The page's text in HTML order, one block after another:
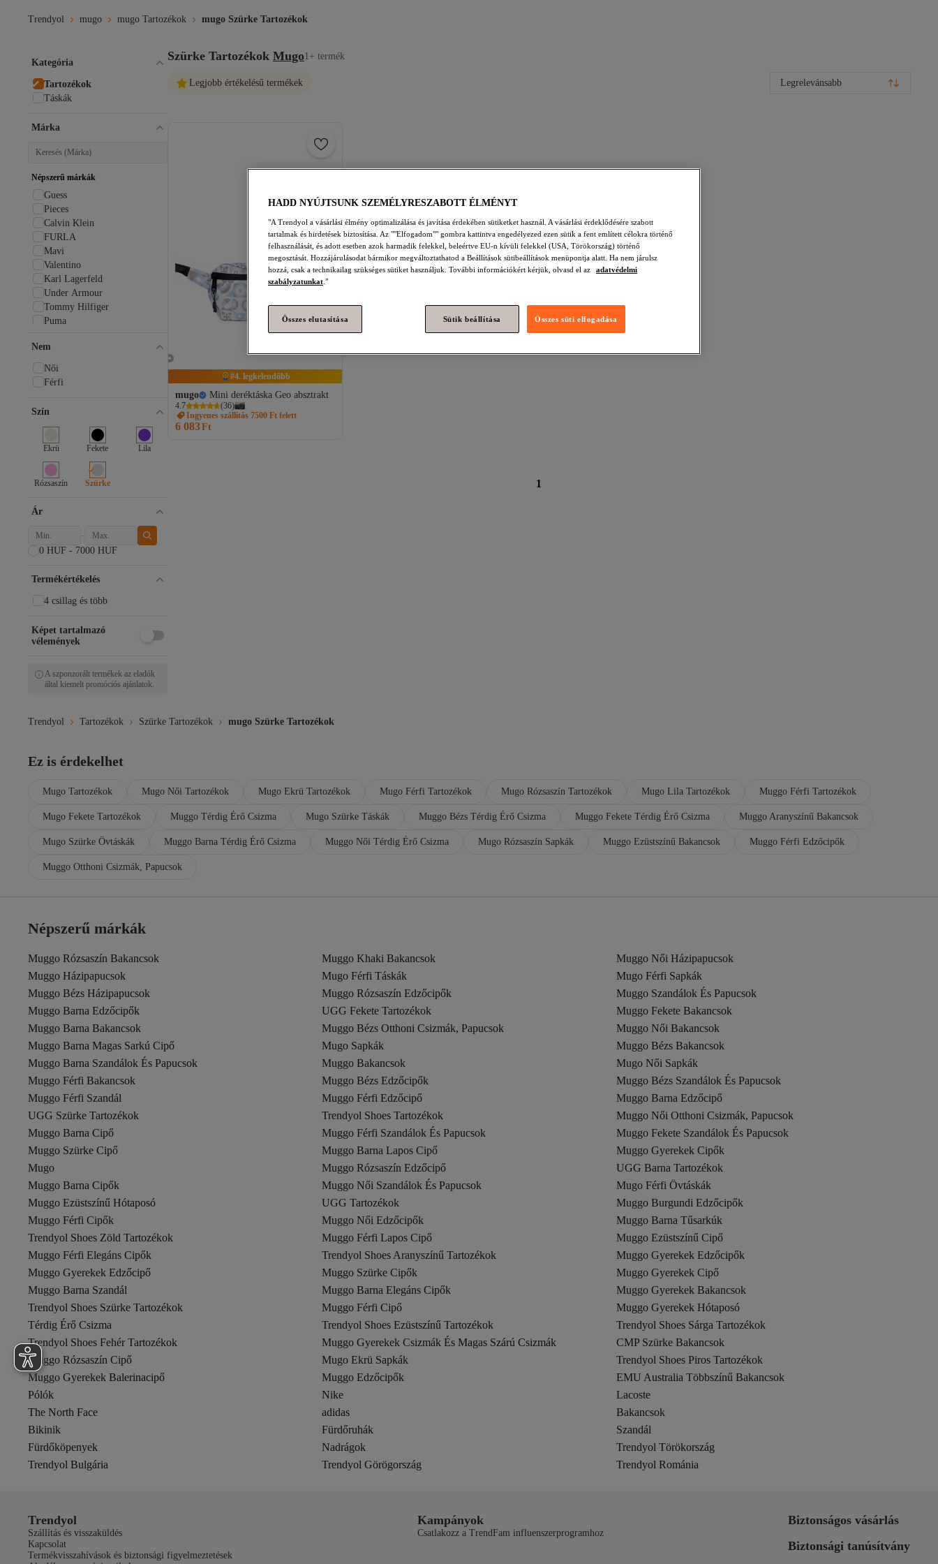
Trendyol mugo mugo Tartozékok mugo Szürke Tartozékok
Szürke Tartozékok Mugo1+ termék
Legjobb értékelésű termékek Legrelevánsabb
#4. legkelendőbb
mugo Mini deréktáska Geo absztrakt
4.7 (36)
Ingyenes szállítás 7500 Ft felett
6 083Ft
1
Kategória
Tartozékok
Táskák
Márka
Népszerű márkák
Guess
Pieces
Calvin Klein
FURLA
Mavi
Valentino
Karl Lagerfeld
Under Armour
Tommy Hilfiger
Puma
LEFTIES
The North Face
Ray-Ban
POLICE
Trendyol Collection
Minden márka
Adelina Bags
Afilli
Billabong
Boss
C&CITY
Champion
CRESSBERRY
D'S Damat
deafox
DERRYS
Eastpak
Fahhar Kids
Fiori
Fjällräven
Fullamoda
Home
Kitti
Köstebek
Lacoste
Lanvin
LC Waikiki
Love Moschino
Lucky Bees
MANGO Man
Manuka
Marc Jacobs
Mario Valentino
Missoni
Modamorfo
Moncler
NAZART
New Balance
Newish
Norfolk
Olalook
Only Carmakoma
PARİGİ
Pierre Cardin
PİNKO
Prada
QS by s.Oliver
Rupen Kraft
Saint Laurent
Salomon
Sanmorris
Sateen
Shaka
Slazenger
Ted Baker
Tommy Jeans
Trend Alaçatı Stili
Trendiz
Trendyol Shoes
TRENDYOLKIDS
Tudors
VATKALI
Vivaq
Nem
Női
Férfi
Szín
Ekrü Fekete Lila
Rózsaszín Szürke
Ár
0 HUF - 7000 HUF
Termékértékelés
4 csillag és több
Képet tartalmazó
vélemények
A szponzorált termékek az eladók
által kiemelt promóciós ajánlatok.
Trendyol Tartozékok Szürke Tartozékok mugo Szürke Tartozékok
Ez is érdekelhet
Mugo Tartozékok Mugo Női Tartozékok Mugo Ekrü Tartozékok Mugo Férfi Tartozékok Mugo Rózsaszín Tartozékok Mugo Lila Tartozékok Muggo Férfi Tartozékok
Mugo Fekete Tartozékok Muggo Térdig Érő Csizma Mugo Szürke Táskák Muggo Bézs Térdig Érő Csizma Muggo Fekete Térdig Érő Csizma Muggo Aranyszínű Bakancsok
Mugo Szürke Övtáskák Muggo Barna Térdig Érő Csizma Muggo Női Térdig Érő Csizma Mugo Rózsaszín Sapkák Muggo Ezüstszínű Bakancsok Muggo Férfi Edzőcipők
Muggo Otthoni Csizmák, Papucsok
Népszerű márkák
Muggo Rózsaszín Bakancsok Muggo Khaki Bakancsok
Muggo Női Házipapucsok
Muggo Házipapucsok
Mugo Férfi Táskák
Mugo Férfi Sapkák
Muggo Bézs Házipapucsok
Muggo Rózsaszín Edzőcipők
Muggo Szandálok És Papucsok
Muggo Barna Edzőcipők
UGG Fekete Tartozékok
Muggo Fekete Bakancsok
Muggo Barna Bakancsok
Muggo Bézs Otthoni Csizmák, Papucsok
Muggo Női Bakancsok
Muggo Barna Magas Sarkú Cipő
Mugo Sapkák
Muggo Bézs Bakancsok
Muggo Barna Szandálok És Papucsok
Muggo Bakancsok
Mugo Női Sapkák
Muggo Férfi Bakancsok
Muggo Bézs Edzőcipők
Muggo Bézs Szandálok És Papucsok
Muggo Férfi Szandál
Muggo Férfi Edzőcipő
Muggo Barna Edzőcipő
UGG Szürke Tartozékok
Trendyol Shoes Tartozékok
Muggo Női Otthoni Csizmák, Papucsok
Muggo Barna Cipő
Muggo Férfi Szandálok És Papucsok
Muggo Fekete Szandálok És Papucsok
Muggo Szürke Cipő
Muggo Barna Lapos Cipő
Muggo Gyerekek Cipők
Mugo
Muggo Rózsaszín Edzőcipő
UGG Barna Tartozékok
Muggo Barna Cipők
Muggo Női Szandálok És Papucsok
Mugo Férfi Övtáskák
Muggo Ezüstszínű Hótaposó
UGG Tartozékok
Muggo Burgundi Edzőcipők
Muggo Férfi Cipők
Muggo Női Edzőcipők
Muggo Barna Tűsarkúk
Trendyol Shoes Zöld Tartozékok
Muggo Férfi Lapos Cipő
Muggo Ezüstszínű Cipő
Muggo Férfi Elegáns Cipők
Trendyol Shoes Aranyszínű Tartozékok
Muggo Gyerekek Edzőcipők
Muggo Gyerekek Edzőcipő
Muggo Szürke Cipők
Muggo Gyerekek Cipő
Muggo Barna Szandál
Muggo Barna Elegáns Cipők
Muggo Gyerekek Bakancsok
Trendyol Shoes Szürke Tartozékok
Muggo Férfi Cipő
Muggo Gyerekek Hótaposó
Térdig Érő Csizma
Trendyol Shoes Ezüstszínű Tartozékok
Trendyol Shoes Sárga Tartozékok
Trendyol Shoes Fehér Tartozékok
Muggo Gyerekek Csizmák És Magas Szárú Csizmák
CMP Szürke Bakancsok
Muggo Rózsaszín Cipő
Mugo Ekrü Sapkák
Trendyol Shoes Piros Tartozékok
Muggo Gyerekek Balerinacipő
Muggo Edzőcipők
EMU Australia Többszínű Bakancsok
Pólók
Nike
Lacoste
The North Face
adidas
Bakancsok
Bikinik
Fürdőruhák
Szandál
Fürdőköpenyek
Nadrágok
Trendyol Törökország
Trendyol Bulgária
Trendyol Görögország Trendyol Románia
Trendyol
Szállítás és visszaküldés
Kapcsolat
Termékvisszahívások és biztonsági figyelmeztetések
Kampányok
Csatlakozz a TrendFam influenszerprogramhoz
Biztonságos vásárlás
Biztonsági tanúsítvány
HADD NYÚJTSUNK SZEMÉLYRESZABOTT ÉLMÉNYT
"A Trendyol a vásárlási élmény optimalizálása és javítása érdekében sütiketket használ. A vásárlási érdeklődésére szabott
tartalmak és hirdetések biztosítása. Az ""Elfogadom"" gombra kattintva engedélyezed ezen sütik a fent említett célokra történő
felhasználását, és adott esetben azok harmadik felekkel, beleértve EU-n kívüli felekkel (USA, Törökország) történő
megosztását. Hozzájárulásodat bármikor megváltoztathatod a Beállítások sütibeállítások menüpontja alatt. Ha nem járulsz
hozzá, csak a technikailag szükséges sütiket használjuk. További információkért kérjük, olvasd el az
adatvédelmi
szabályzatunkat ."
Összes elutasítása Sütik beállítása Összes süti elfogadása